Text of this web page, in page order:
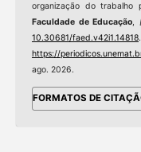
organização do trabalho
Faculdade de Educação,
10.30681/faed.v42i1.14818
https://
ago. 2026.
FORMATOS DE